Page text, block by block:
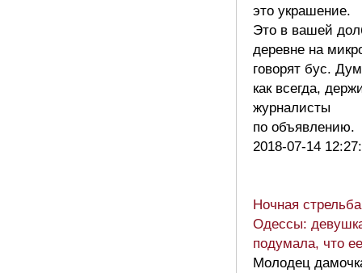
это украшение.
Это в вашей
деревне на
говорят бус.
как всегда,
журналисты
по объявлению.
2018-07-14
Ночная
Одессы:
подумала, что
Молодец